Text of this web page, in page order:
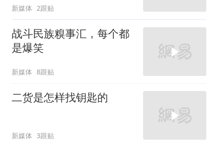
新媒体 2跟贴
战斗民族糗事汇，每个都
是爆笑
新媒体 8跟贴
二货是怎样找钥匙的
新媒体 3跟贴